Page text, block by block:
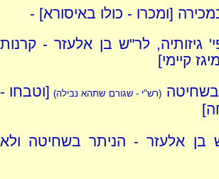
[ומכרו - כולו באיסורא] -
גיזותיה, לר"ש בן אלעזר - קרנות
קיימי]
(רש"י - שגורם שתהא נבילה) [וטבחו -
בן אלעזר - הניתר בשחיטה ולא